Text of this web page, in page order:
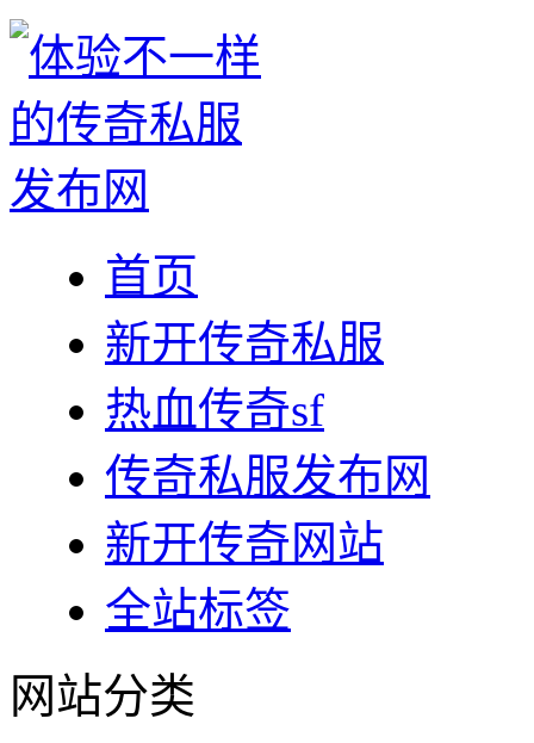
首页
新开传奇私服
热血传奇sf
传奇私服发布网
新开传奇网站
全站标签
网站分类